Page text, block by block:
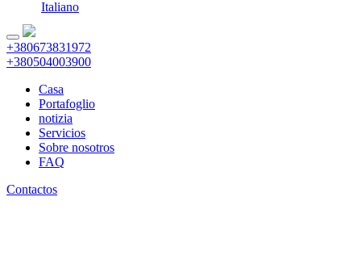
+380673831972
+380504003900
Casa
Portafoglio
notizia
Servicios
Sobre nosotros
FAQ
Contactos